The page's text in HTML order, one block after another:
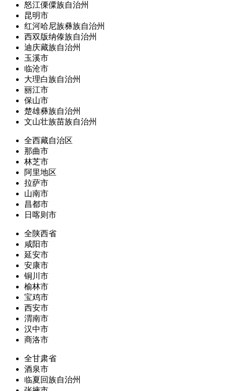
怒江傈僳族自治州
昆明市
红河哈尼族彝族自治州
西双版纳傣族自治州
迪庆藏族自治州
玉溪市
临沧市
大理白族自治州
丽江市
保山市
楚雄彝族自治州
文山壮族苗族自治州
全西藏自治区
那曲市
林芝市
阿里地区
拉萨市
山南市
昌都市
日喀则市
全陕西省
咸阳市
延安市
安康市
铜川市
榆林市
宝鸡市
西安市
渭南市
汉中市
商洛市
全甘肃省
酒泉市
临夏回族自治州